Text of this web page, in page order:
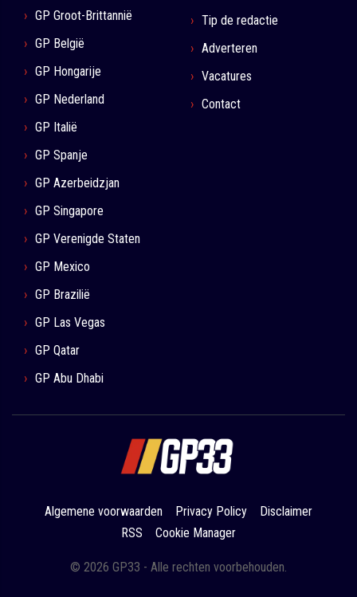
GP Groot-Brittannië
GP België
GP Hongarije
GP Nederland
GP Italië
GP Spanje
GP Azerbeidzjan
GP Singapore
GP Verenigde Staten
GP Mexico
GP Brazilië
GP Las Vegas
GP Qatar
GP Abu Dhabi
Tip de redactie
Adverteren
Vacatures
Contact
Algemene voorwaarden Privacy Policy
Disclaimer
RSS
Cookie Manager
© 2026 GP33 - Alle rechten voorbehouden.